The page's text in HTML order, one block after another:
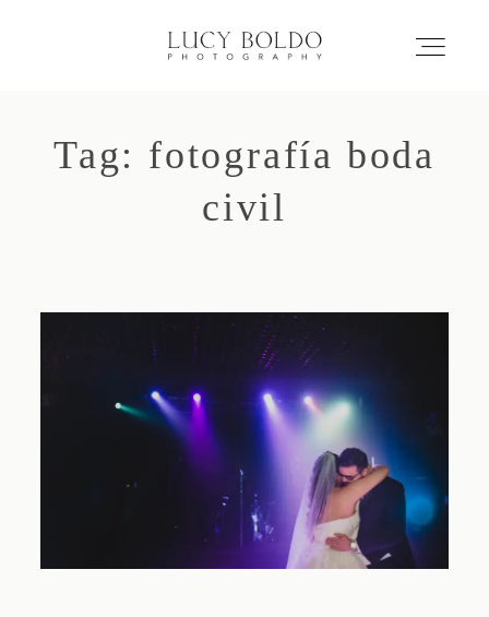
Inicio
Love Stories
Retratos
Comercial
Studio by Forest
Tag: fotografía boda
civil